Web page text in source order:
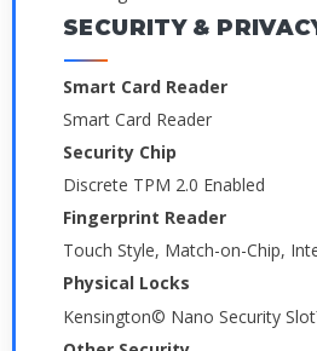
SECURITY &
Smart Card Reader
Smart Card Reader
Security Chip
Discrete TPM 2.0 Enabled
Fingerprint Reader
Touch Style, Match-on-Chip,
Physical Locks
Kensington© Nano Security